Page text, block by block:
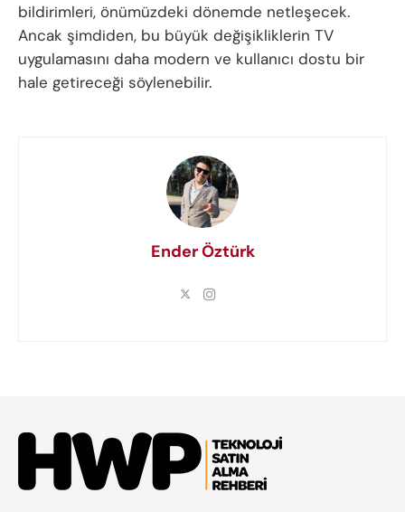
bildirimleri, önümüzdeki dönemde netleşecek.
Ancak şimdiden, bu büyük değişikliklerin TV
uygulamasını daha modern ve kullanıcı dostu bir
hale getireceği söylenebilir.
Ender Öztürk